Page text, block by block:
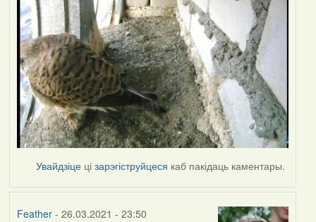
Увайдзіце цізарэгіструйцеся каб пакідаць каментары.
Feather- 26.03.2021 - 23:50